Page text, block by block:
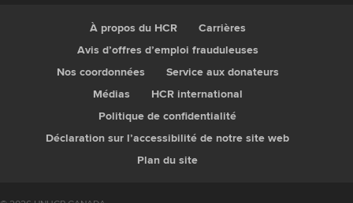
À propos du HCR
Carrières
Avis d’offres d’emploi frauduleuses
Nos coordonnées
Service aux donateurs
Médias
HCR international
Politique de confidentialité
Déclaration sur l’accessibilité de notre site web
Plan du site